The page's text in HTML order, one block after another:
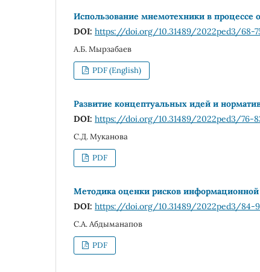
Использование мнемотехники в процессе
DOI: https://doi.org/10.31489/2022ped3/68-
А.Б. Мырзабаев
PDF (English)
Развитие концептуальных идей и
DOI: https://doi.org/10.31489/2022ped3/76-
С.Д. Муканова
PDF
Методика оценки рисков информационной
DOI: https://doi.org/10.31489/2022ped3/84-
С.А. Абдыманапов
PDF